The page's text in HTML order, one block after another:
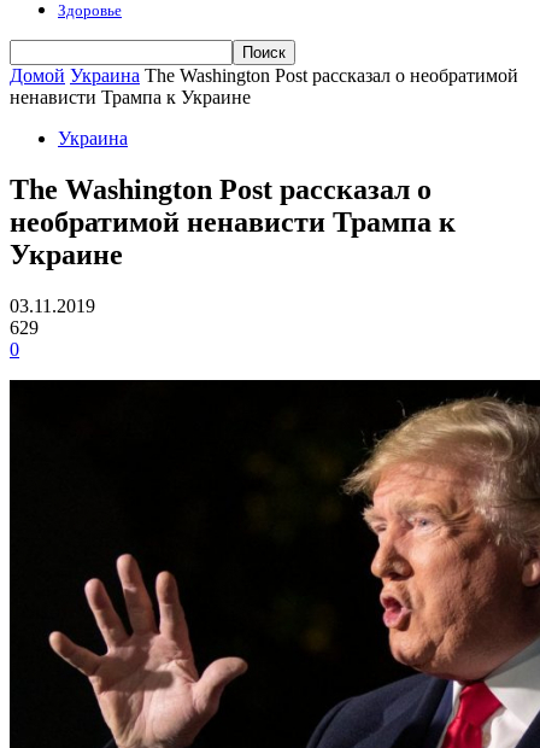
Здоровье
Домой Украина The Washington Post рассказал о необратимой
ненависти Трампа к Украине
Украина
The Washington Post рассказал о
необратимой ненависти Трампа к
Украине
03.11.2019
629
0